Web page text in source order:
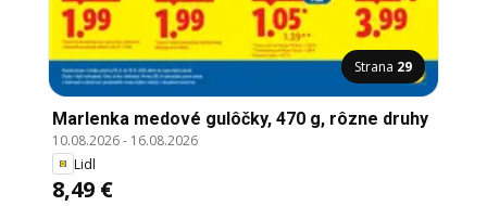
Strana 29
Marlenka medové gulôčky, 470 g, rôzne druhy
10.08.2026- 16.08.2026
Lidl
8,49 €